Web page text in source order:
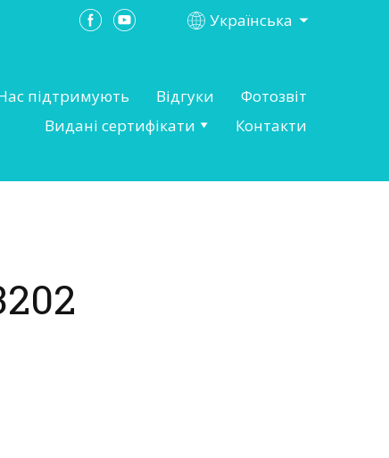
Українська
підтримують Відгуки
Фотозвіт
Видані сертифікати
Контакти